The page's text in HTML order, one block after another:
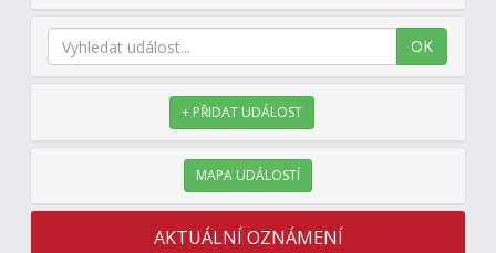
OK
+ PŘIDAT UDÁLOST
MAPA UDÁLOSTÍ
AKTUÁLNÍ OZNÁMENÍ